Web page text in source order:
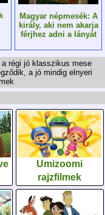
Magyar népmesék: A
király, aki nem akarja
férjhez adni a lányát
régi jó klasszikus mese
a jó mindig elnyeri
Umizoomi
rajzfilmek